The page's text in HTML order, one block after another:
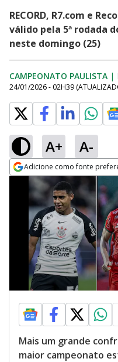
RECORD, R7.com e
válido pela 5ª rodada
neste domingo (25)
CAMPEONATO PAULISTA |
24/01/2026 - 02H39
A+ A-
Adicione como fonte
Opens in new window
Mais um grande
maior campeonato